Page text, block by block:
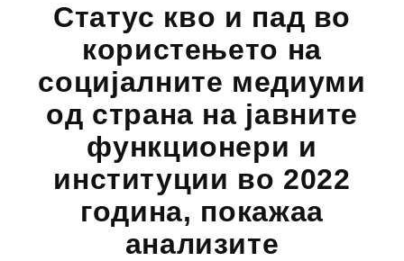
Статус кво и пад во
користењето на
социјалните медиуми
од страна на јавните
функционери и
институции во 2022
година, покажаа
анализите